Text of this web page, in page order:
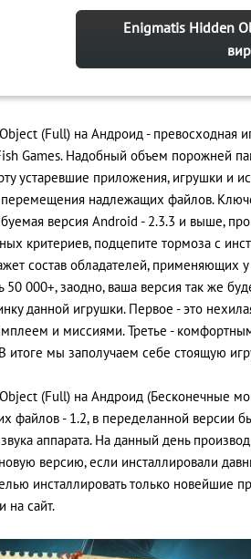
Enigmatis Hidden
(Full) на Андроид - превосходная
Games. Надобный объем порожней
устаревшие приложения, игрушки и
надлежащих файлов.
версия Android - 2.3.3 и выше,
критериев, подцепите тормоза с
состав обладателей, применяющих
50 000+, заодно, ваша версия так же
данной игрушки. Первое - это
и миссиями. Третье -
итоге мы заполучаем себе стоящую
(Full) на Андроид (Бесконечные
файлов - 1.2, в переделанной версии
аппарата. На данный день
новую версию, если инсталлировали
инсталлировать только новейшие
на сайт.